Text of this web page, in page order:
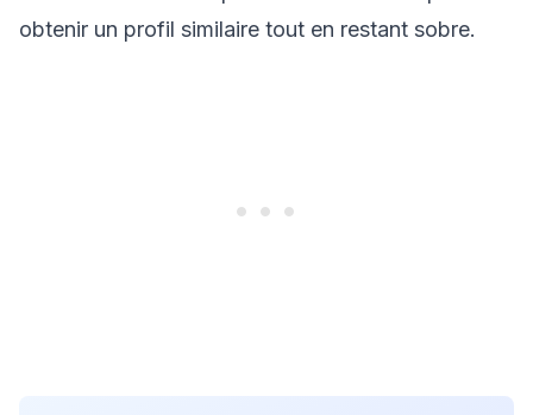
obtenir un profil similaire tout en restant sobre.